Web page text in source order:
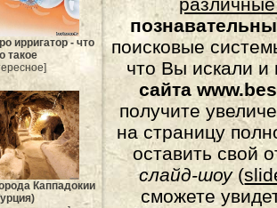
ирригатор - что
такое
Каппадокии
поисковые
что Вы искали и
сайта
получите
на страницу
оставить свой
слайд-шоу(
сможете